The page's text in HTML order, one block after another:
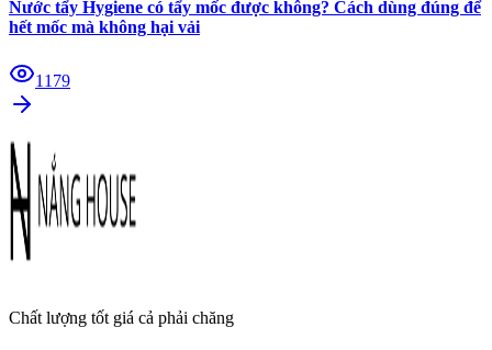
Nước tẩy Hygiene có tẩy mốc được không? Cách dùng đúng để
hết mốc mà không hại vải
1179
Chất lượng tốt giá cả phải chăng